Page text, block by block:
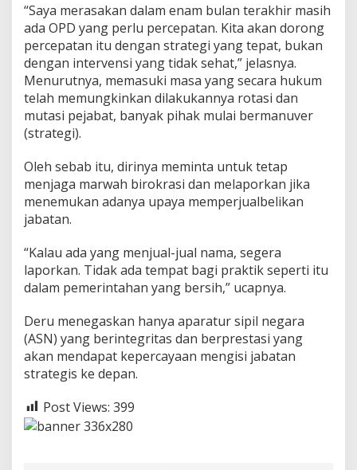
“Saya merasakan dalam enam bulan terakhir masih
ada OPD yang perlu percepatan. Kita akan dorong
percepatan itu dengan strategi yang tepat, bukan
dengan intervensi yang tidak sehat,” jelasnya.
Menurutnya, memasuki masa yang secara hukum
telah memungkinkan dilakukannya rotasi dan
mutasi pejabat, banyak pihak mulai bermanuver
(strategi).
Oleh sebab itu, dirinya meminta untuk tetap
menjaga marwah birokrasi dan melaporkan jika
menemukan adanya upaya memperjualbelikan
jabatan.
“Kalau ada yang menjual-jual nama, segera
laporkan. Tidak ada tempat bagi praktik seperti itu
dalam pemerintahan yang bersih,” ucapnya.
Deru menegaskan hanya aparatur sipil negara
(ASN) yang berintegritas dan berprestasi yang
akan mendapat kepercayaan mengisi jabatan
strategis ke depan.
Post Views: 399